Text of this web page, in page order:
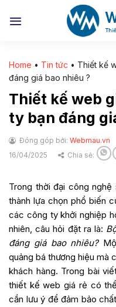
đến
Home • Tin tức • Thiết kế
đáng giá bao nhiêu ?
Thiết kế web
ty bạn đáng
Đóng góp bởi: Webmau.vn
16/04/2025
Chia sẻ:
Trong thời đại công nghệ
thành lựa chọn phổ biến
các công ty khởi nghiệp
nhiên, câu hỏi đặt ra là:
đáng giá bao nhiêu?
quảng bá thương hiệu mà
khách hàng. Trong bài
thiết kế web giá rẻ có
cần lưu ý để đảm bảo